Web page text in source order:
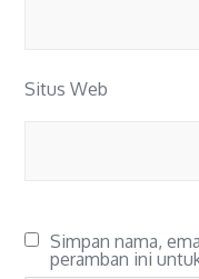
Situs Web
Simpan nama,
peramban ini